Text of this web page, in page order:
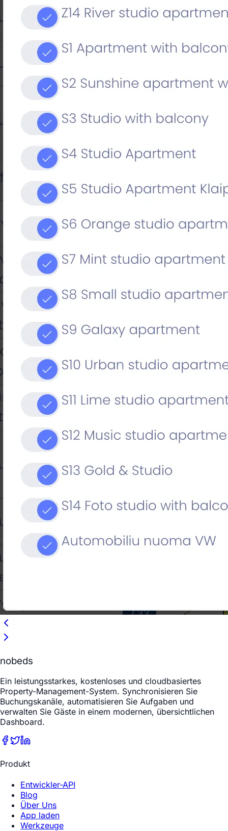
nobeds
Ein leistungsstarkes, kostenloses und cloudbasiertes
Property-Management-System. Synchronisieren Sie
Buchungskanäle, automatisieren Sie Aufgaben und
verwalten Sie Gäste in einem modernen, übersichtlichen
Dashboard.
Produkt
Entwickler-API
Blog
Über Uns
App laden
Werkzeuge